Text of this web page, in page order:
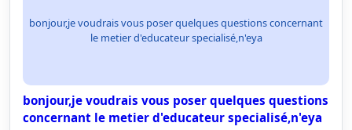
bonjour,je voudrais vous poser quelques questions concernant
le metier d'educateur specialisé,n'eya
bonjour,je voudrais vous poser quelques questions
concernant le metier d'educateur specialisé,n'eya